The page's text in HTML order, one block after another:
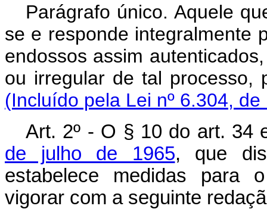
Parágrafo único. Aquele
se e responde integralmente
endossos assim
ou irregular de tal
(Incluído pela Lei nº 6.304, de
Art. 2º - O § 10 do art. 34
de julho de 1965, que
estabelece medidas para
vigorar com a seguinte